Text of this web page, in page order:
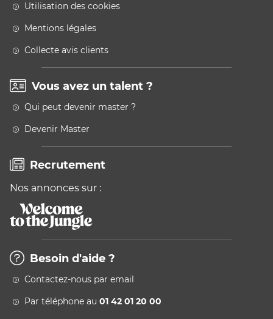
Utilisation des cookies
Mentions légales
Collecte avis clients
Vous avez un talent ?
Qui peut devenir master ?
Devenir Master
Recrutement
Nos annonces sur :
Besoin d'aide ?
Contactez-nous par email
Par téléphone au 01 42 01 20 00